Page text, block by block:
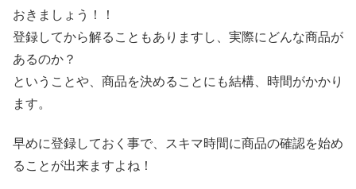
おきましょう！！
登録してから解ることもありますし、実際にどんな商品が
あるのか？
ということや、商品を決めることにも結構、時間がかかり
ます。
早めに登録しておく事で、スキマ時間に商品の確認を始め
ることが出来ますよね！